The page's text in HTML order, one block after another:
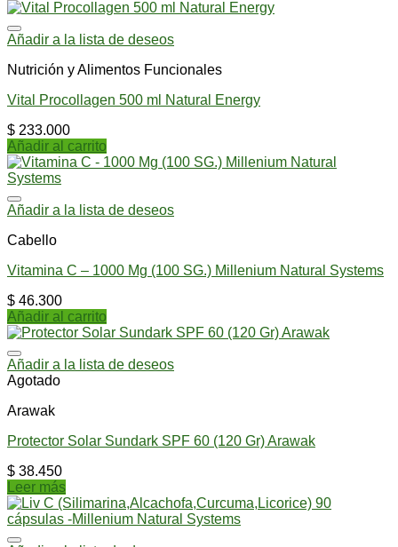
Añadir a la lista de deseos
Nutrición y Alimentos Funcionales
Vital Procollagen 500 ml Natural Energy
$ 233.000
Añadir al carrito
Añadir a la lista de deseos
Cabello
Vitamina C – 1000 Mg (100 SG.) Millenium Natural Systems
$ 46.300
Añadir al carrito
Añadir a la lista de deseos
Agotado
Arawak
Protector Solar Sundark SPF 60 (120 Gr) Arawak
$ 38.450
Leer más